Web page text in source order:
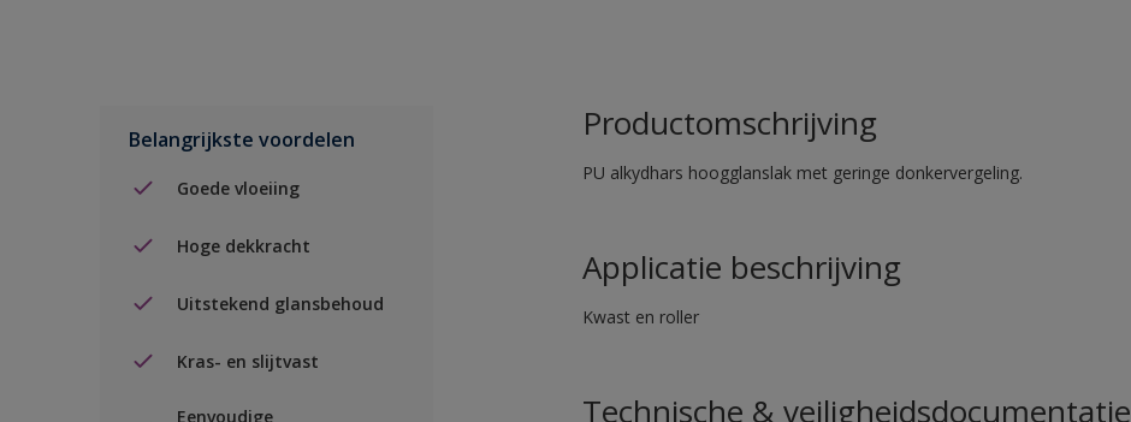
Belangrijkste voordelen
Goede vloeiing
Hoge dekkracht
Uitstekend glansbehoud
Kras- en slijtvast
Eenvoudige
Productomschrijving
PU alkydhars hoogglanslak met geringe donkervergeling.
Applicatie beschrijving
Kwast en roller
Technische & veiligheidsdocumentatie